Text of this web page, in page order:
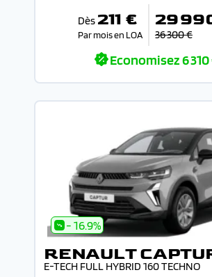
Dès 211 €
Par mois en LOA
29
36 300 €
Economisez6
- 16.9%
RENAULT
E-TECH FULL HYBRID 160 TECHNO